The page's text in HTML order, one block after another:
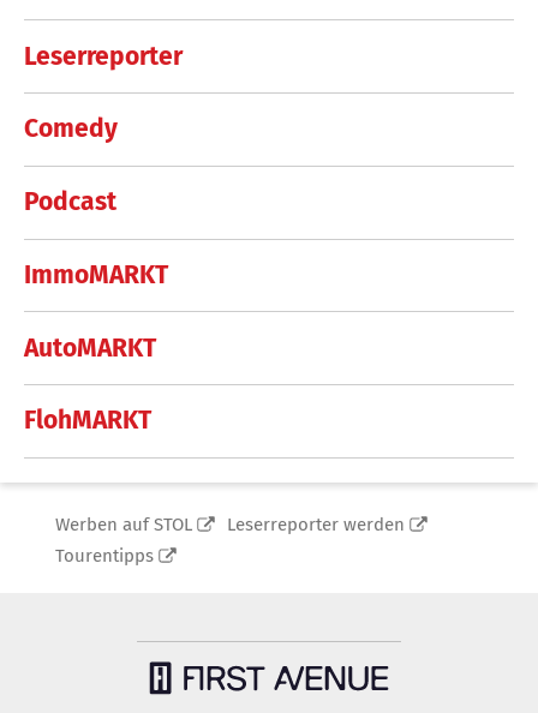
Leserreporter
Comedy
Podcast
ImmoMARKT
AutoMARKT
FlohMARKT
Werben auf STOL
Leserreporter werden
Tourentipps